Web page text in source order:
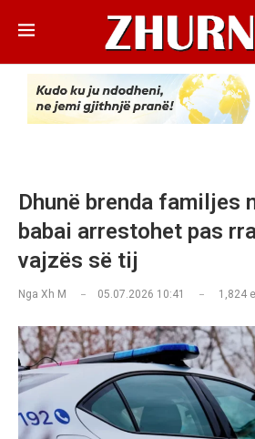
Dhunë brenda familjes
babai arrestohet pas
vajzës së tij
Nga Xh M 05.07.2026 10:41 1,824